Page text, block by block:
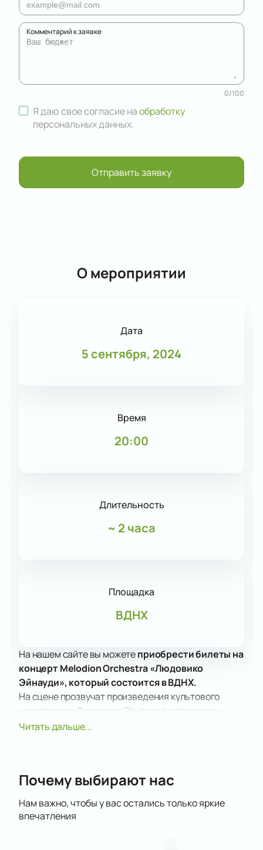
Комментарий к заявке
0/100
Я даю свое согласие наобработку
персональных данных.
Отправить заявку
О мероприятии
Дата
5 сентября, 2024
Время
20:00
Длительность
~ 2 часа
Площадка
ВДНХ
На нашем сайте вы можетеприобрести билеты на
концерт Melodion Orchestra «Людовико
Эйнауди», который состоится в ВДНХ.
На сцене прозвучат произведения культового
неоклассика Людовико Эйнауди в исполнении
Melodion Orchestra. Этот коллектив состоит из
Герзмава, Петр Дранга, Алексей Воробьев, группа
значимым событием в культурной жизни Москвы.
Не упустите возможность стать частью этого
Читать дальше...
Почему выбирают нас
Нам важно, чтобы у вас остались только яркие
впечатления